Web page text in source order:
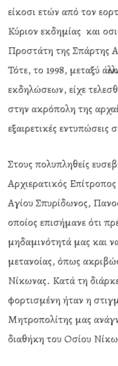
είκοσι ετών από τον
Κύριον εκδημίας και
Προστάτη της Σπάρτης
Τότε, το 1998, μεταξύ
εκδηλώσεων, είχε
στην ακρόπολη της
εξαιρετικές εντυπώσεις
Στους πολυπληθείς
Αρχιερατικός
Αγίου Σπυρίδωνος,
οποίος επισήμανε ότι
μηδαμινότητά μας και
μετανοίας, όπως
Νίκωνας. Κατά τη
φορτισμένη ήταν η
Μητροπολίτης μας
διαθήκη του Οσίου